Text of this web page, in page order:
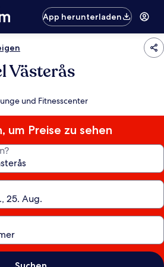
App herunterladen
Västerås
und Fitnesscenter
um Preise zu sehen